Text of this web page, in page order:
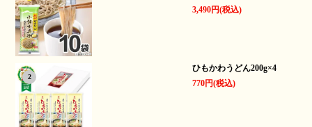
3,490円(税込)
2
ひもかわうどん200g×4
770円(税込)